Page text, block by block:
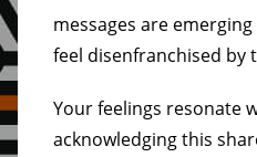
messages are
feel disenfranchised by
Your feelings resonate
acknowledging this